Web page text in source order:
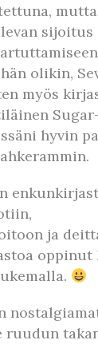
sijoitus
olikin,
myös
hyvin
ja
oppinut